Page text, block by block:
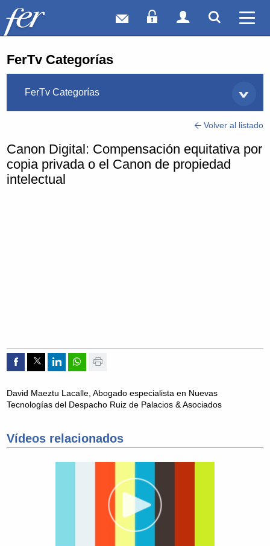
Correo webAcceso Socios
Acceso
FerTv Categorías
FerTv Categorías
Volver al listado
Canon Digital: Compensación equitativa por
copia privada o el Canon de propiedad
intelectual
Compartir por Facebook
Compartir por Twitter
Compartir por Linkedin
Compartir por whatsapp
Imprimir
David Maeztu Lacalle, Abogado especialista en Nuevas
Tecnologías del Despacho Ruiz de Palacios & Asociados
Vídeos relacionados